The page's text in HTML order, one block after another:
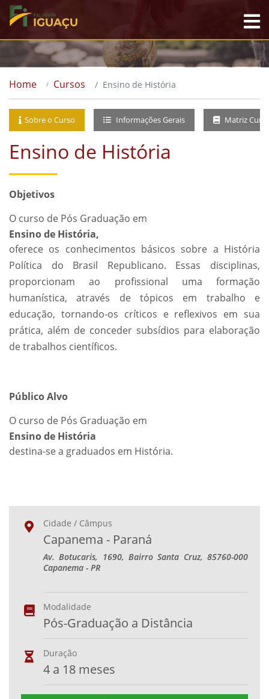
Home Cursos Ensino de História
Sobre o Curso Informações Gerais Matriz
Ensino de História
Objetivos
O curso de Pós Graduação em
Ensino de História,
oferece os conhecimentos básicos sobre a História
Política do Brasil Republicano. Essas disciplinas,
proporcionam ao profissional uma formação
humanística, através de tópicos em trabalho e
educação, tornando-os críticos e reflexivos em sua
prática, além de conceder subsídios para elaboração
de trabalhos científicos.
Público Alvo
O curso de Pós Graduação em
Ensino de História
destina-se a graduados em História.
Cidade / Câmpus
Capanema - Paraná
Av. Botucaris, 1690, Bairro Santa Cruz, 85760-000
Capanema - PR
Modalidade
Pós-Graduação a Distância
Duração
4 a 18 meses